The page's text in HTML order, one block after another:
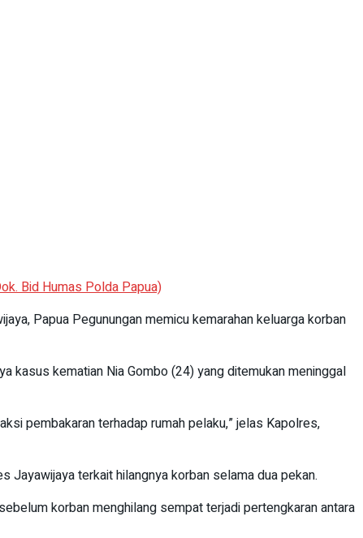
Bid Humas Polda Papua)
Papua Pegunungan memicu kemarahan keluarga korban
kasus kematian Nia Gombo (24) yang ditemukan meninggal
pembakaran terhadap rumah pelaku,” jelas Kapolres,
terkait hilangnya korban selama dua pekan.
korban menghilang sempat terjadi pertengkaran antara